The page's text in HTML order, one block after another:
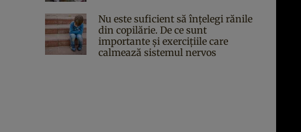
Nu este suficient să înțelegi rănile
din copilărie. De ce sunt
importante și exercițiile care
calmează sistemul nervos